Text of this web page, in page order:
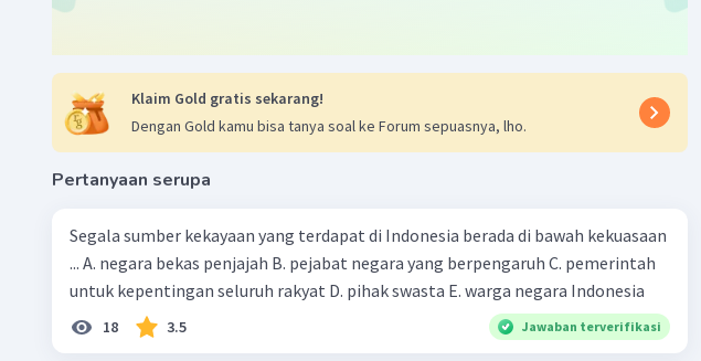
Klaim Gold gratis sekarang!
Dengan Gold kamu bisa tanya soal ke Forum sepuasnya, lho.
Pertanyaan serupa
Segala sumber kekayaan yang terdapat di Indonesia berada di bawah kekuasaan
... A. negara bekas penjajah B. pejabat negara yang berpengaruh C. pemerintah
untuk kepentingan seluruh rakyat D. pihak swasta E. warga negara Indonesia
18 3.5 Jawaban terverifikasi